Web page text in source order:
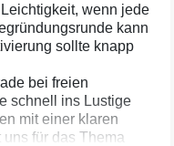
wenn jede
kann
sollte knapp
bei freien
schnell ins Lustige
mit einer klaren
für das Thema